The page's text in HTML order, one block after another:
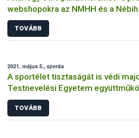
webshopokra az NMHH és a Nébih
együttműködésének köszönhetően
TOVÁBB
2021. május 5., szerda
A sportélet tisztaságát is védi
Testnevelési Egyetem
TOVÁBB